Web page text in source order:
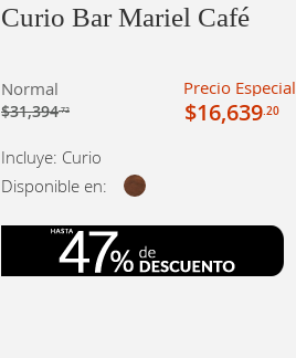
Curio Bar Mariel Café
Normal
$31,394.72
Precio Especial
$16,639 .20
Incluye: Curio
Disponible en: